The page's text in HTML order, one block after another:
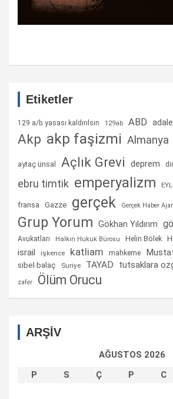
Etiketler
129 a/b yasası kaldırılsın 129ab ABD
Akp akp faşizmi Almanya
aytaç ünsal Açlık Grevi deprem
ebru timtik emperyalizm
fransa Gazze gerçek Gerçek Haber
Grup Yorum Gökhan Yıldırım
Avukatları
Halkın Hukuk Bürosu Helin Bölek
israil işkence katliam mahkeme
sibel balaç Suriye TAYAD tutsaklara
zafer Ölüm Orucu
ARŞİV
AĞUSTOS 2026
P
S Ç P C